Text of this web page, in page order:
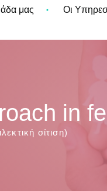
μας Οι
in
σίτιση)